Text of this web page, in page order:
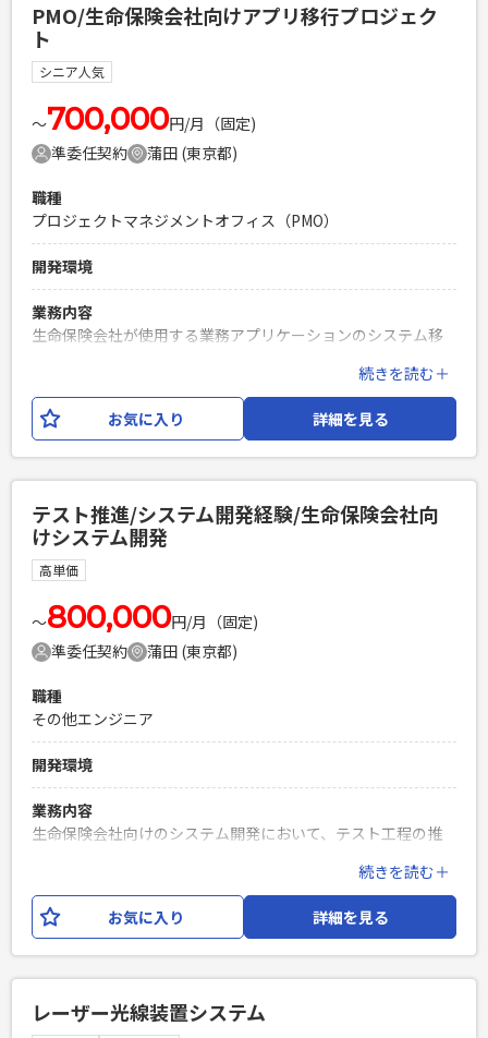
必須スキル
・オープン化/マイグレーションプロジェクトにおける
PM/PMOの実務経験 ・プロジェクト横断での統制・推進経験
（進捗・課題・品質・リスク管理） ・エンタープライズ標準
に準拠したガバナンス運用の経験
PHPを用いたWebサービスの開発経験4年以上
Laravelを用いた開発経験1年以上
エンジニア複数人のチームでの開発経験
PMO/生命保険会社向けアプリ移行プロジェク
ト
シニア人気
〜700,000円/月（固定)
準委任契約
蒲田 (東京都)
職種
プロジェクトマネジメントオフィス（PMO）
開発環境
業務内容
生命保険会社が使用する業務アプリケーションのシステム移
必須スキル
向けの説明資料などのドキュメント作成経験
PHPを用いたWebサービスの開発経験4年以上
Laravelを用いた開発経験1年以上
続きを読む＋
お気に入り 詳細を見る
テスト推進/システム開発経験/生命保険会社向
けシステム開発
高単価
〜800,000円/月（固定)
準委任契約
蒲田 (東京都)
職種
その他エンジニア
開発環境
業務内容
生命保険会社向けのシステム開発において、テスト工程の推
準の妥当性チェック ・テスト結果が正しく記録され、仕様や
要件を満たしているかのエビデンスチェック ・画面の仕様の
妥当性チェック（適切に分類・整理されているか、要件を満
な疑問点や課題について、技術支援チームと連携し解決す
続きを読む＋
お気に入り 詳細を見る
レーザー光線装置システム